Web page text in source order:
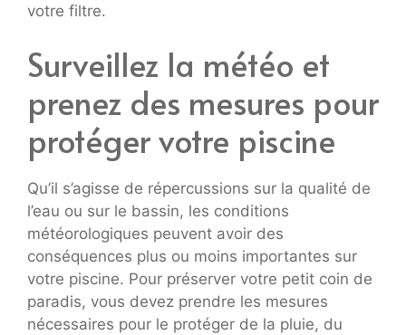
votre filtre.
Surveillez la météo et
prenez des mesures pour
protéger votre piscine
Qu’il s’agisse de répercussions sur la qualité de
l’eau ou sur le bassin, les conditions
météorologiques peuvent avoir des
conséquences plus ou moins importantes sur
votre piscine. Pour préserver votre petit coin de
paradis, vous devez prendre les mesures
nécessaires pour le protéger de la pluie, du